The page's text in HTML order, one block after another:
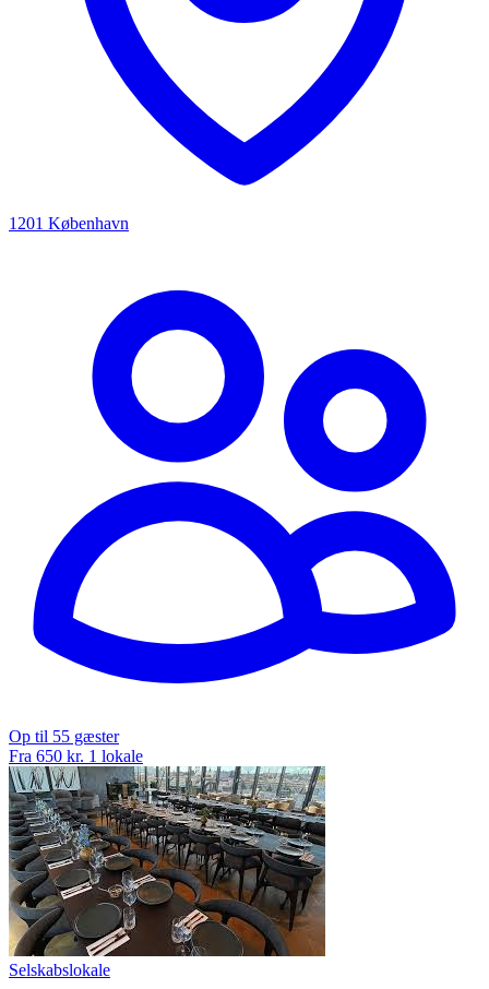
1201 København
Op til 55 gæster
Fra 650 kr. 1 lokale
Selskabslokale